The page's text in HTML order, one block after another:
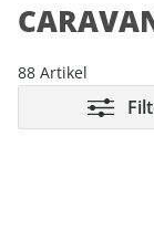
88 Artikel